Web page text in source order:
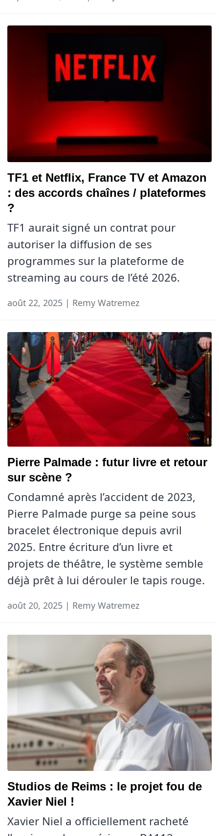
TF1 et Netflix, France TV et Amazon
: des accords chaînes / plateformes
?
TF1 aurait signé un contrat pour
autoriser la diffusion de ses
programmes sur la plateforme de
streaming au cours de l’été 2026.
août 22, 2025 | Remy Watremez
Pierre Palmade : futur livre et retour
sur scène ?
Condamné après l’accident de 2023,
Pierre Palmade purge sa peine sous
bracelet électronique depuis avril
2025. Entre écriture d’un livre et
projets de théâtre, le système semble
déjà prêt à lui dérouler le tapis rouge.
août 20, 2025 | Remy Watremez
Studios de Reims : le projet fou de
Xavier Niel !
Xavier Niel a officiellement racheté